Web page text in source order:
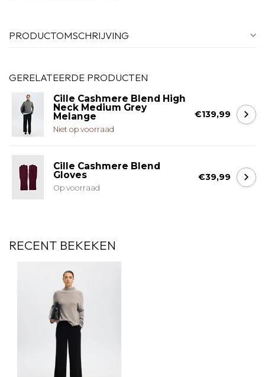
PRODUCTOMSCHRIJVING
GERELATEERDE PRODUCTEN
Cille Cashmere Blend High
Neck Medium Grey
Melange
Niet op voorraad
€139,99
Cille Cashmere Blend
Gloves
Op voorraad
€39,99
RECENT BEKEKEN